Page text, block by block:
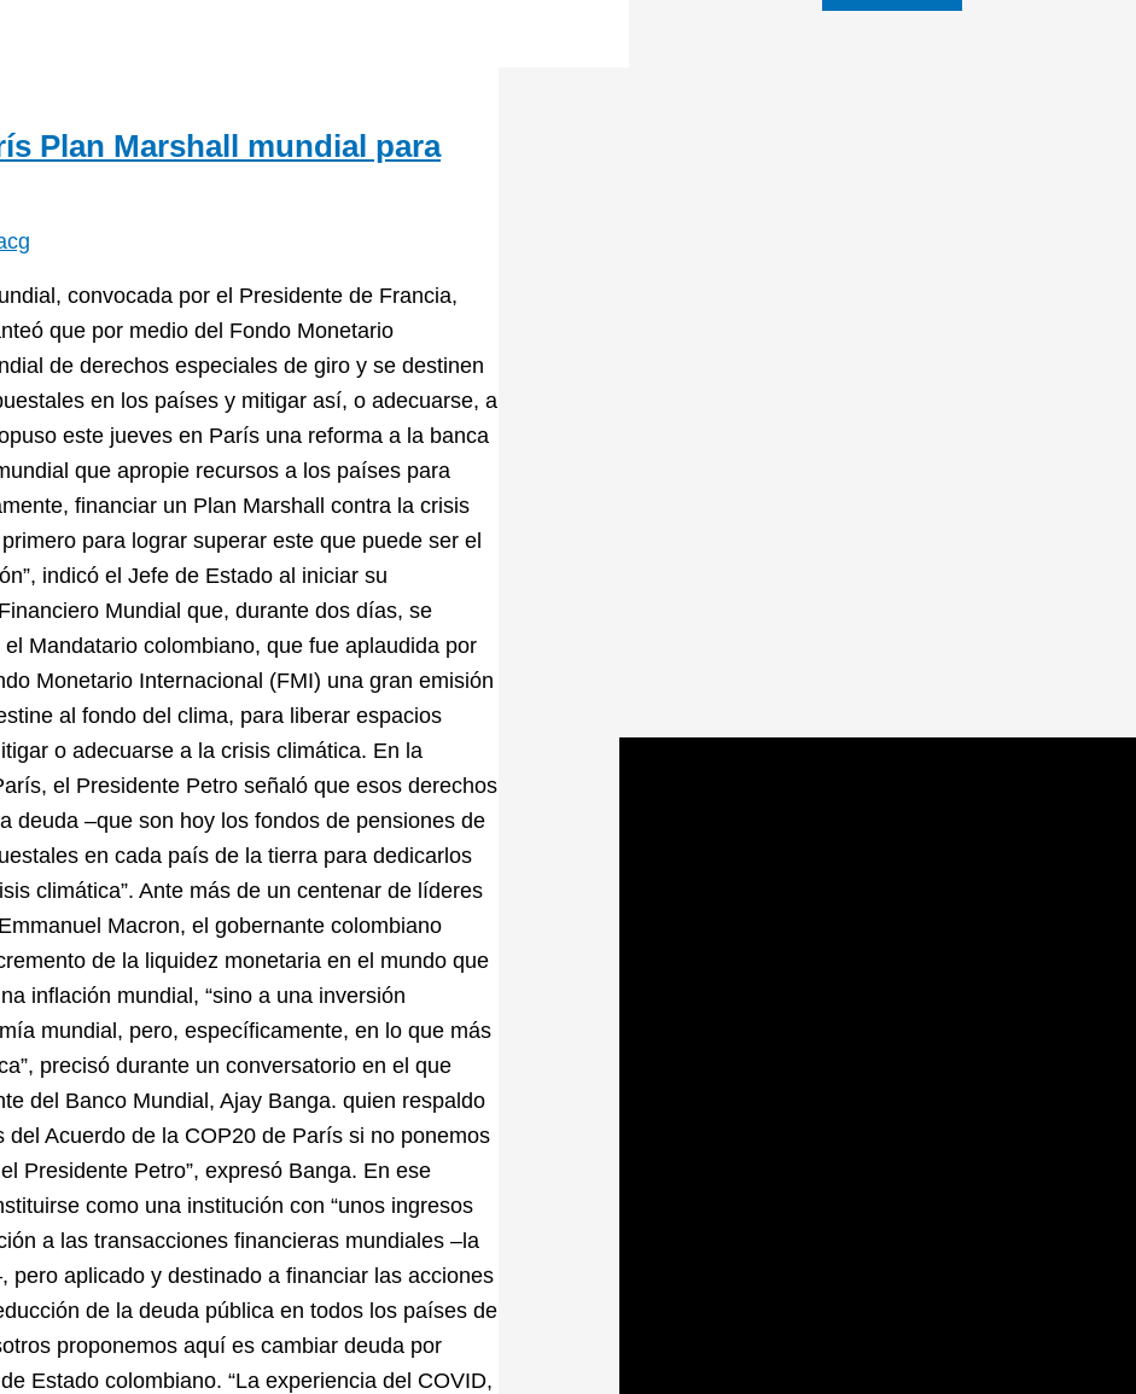
Plan Marshall mundial para
convocada por el Presidente de Francia,
que por medio del Fondo Monetario
de derechos especiales de giro y se destinen
en los países y mitigar así, o adecuarse, a
este jueves en París una reforma a la banca
que apropie recursos a los países para
financiar un Plan Marshall contra la crisis
para lograr superar este que puede ser el
indicó el Jefe de Estado al iniciar su
Mundial que, durante dos días, se
Mandatario colombiano, que fue aplaudida por
Monetario Internacional (FMI) una gran emisión
al fondo del clima, para liberar espacios
o adecuarse a la crisis climática. En la
el Presidente Petro señaló que esos derechos
deuda –que son hoy los fondos de pensiones de
en cada país de la tierra para dedicarlos
climática”. ​Ante más de un centenar de líderes
Macron, el gobernante colombiano
de la liquidez monetaria en el mundo que
inflación mundial, “sino a una inversión
mundial, pero, específicamente, en lo que más
precisó durante un conversatorio en el que
del Banco Mundial, Ajay Banga. quien respaldo
Acuerdo de la COP20 de París si no ponemos
Presidente Petro”, expresó Banga. En ese
como una institución con “unos ingresos
a las transacciones financieras mundiales –la
pero aplicado y destinado a financiar las acciones
de la deuda pública en todos los países de
proponemos aquí es cambiar deuda por
Estado colombiano. “La experiencia del COVID,